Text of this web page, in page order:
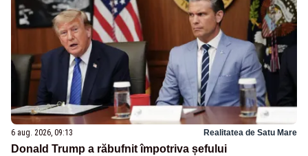
6 aug. 2026, 09:13 Realitatea de Satu Mare
Donald Trump a răbufnit împotriva șefului